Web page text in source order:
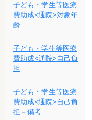
子ども・学生等医療
費助成<通院>対象年
齢
子ども・学生等医療
費助成<通院>自己負
担
子ども・学生等医療
費助成<通院>自己負
担－備考